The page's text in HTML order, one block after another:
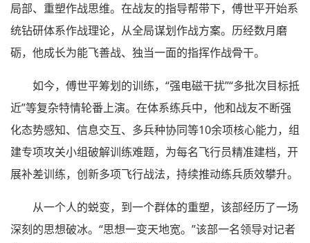
局部、重塑作战思维。在战友的指导帮带下，傅世平开始系
统钻研体系作战理论，从全局谋划作战方案。历经数月磨
砺，他成长为能飞善战、独当一面的指挥作战骨干。
如今，傅世平筹划的训练，“强电磁干扰”“多批次目标抵
近”等复杂特情轮番上演。在体系练兵中，他和战友不断强
化态势感知、信息交互、多兵种协同等10余项核心能力，组
建专项攻关小组破解训练难题，为每名飞行员精准建档，开
展补差训练，创新多项飞行战法，持续推动练兵质效攀升。
从一个人的蜕变，到一个群体的重塑，该部经历了一场
深刻的思想破冰。“思想一变天地宽。”该部一名领导对记者